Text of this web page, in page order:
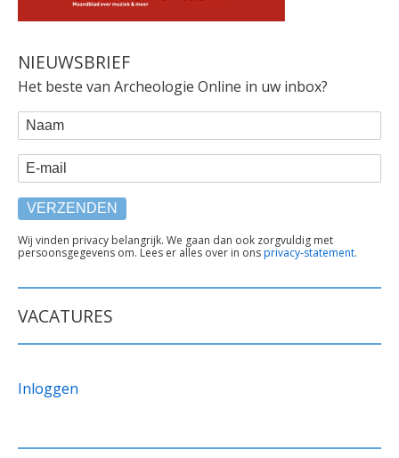
NIEUWSBRIEF
Het beste van Archeologie Online in uw inbox?
WEBFORM
Naam
E-mail
TEKST
ONDER
Wij vinden privacy belangrijk. We gaan dan ook zorgvuldig met
persoonsgegevens om. Lees er alles over in onsprivacy-statement.
VACATURES
Inloggen